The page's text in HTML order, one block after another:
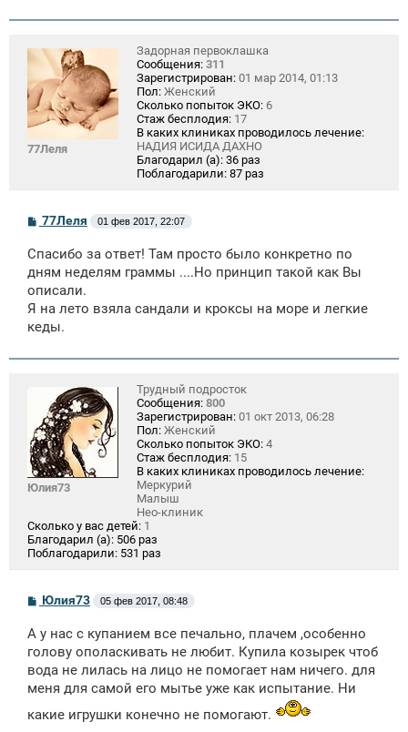
77Леля
Задорная первоклашка
Сообщения: 311
Зарегистрирован: 01 мар 2014, 01:13
Пол: Женский
Сколько попыток ЭКО: 6
Стаж бесплодия: 17
В каких клиниках проводилось лечение:
НАДИЯ ИСИДА ДАХНО
Благодарил (а): 36 раз
Поблагодарили: 87 раз
С
б
щ
н
и
77Леля 01 фев 2017, 22:07
Спасибо за ответ! Там просто было конкретно по
дням неделям граммы ....Но принцип такой как Вы
описали.
Я на лето взяла сандали и кроксы на море и легкие
кеды.
Юлия73
Трудный подросток
Сообщения: 800
Зарегистрирован: 01 окт 2013, 06:28
Пол: Женский
Сколько попыток ЭКО: 4
Стаж бесплодия: 15
В каких клиниках проводилось лечение:
Меркурий
Малыш
Нео-клиник
Сколько у вас детей: 1
Благодарил (а): 506 раз
Поблагодарили: 531 раз
С
б
щ
н
и
Юлия73 05 фев 2017, 08:48
А у нас с купанием все печально, плачем ,особенно
голову ополаскивать не любит. Купила козырек чтоб
вода не лилась на лицо не помогает нам ничего. для
меня для самой его мытье уже как испытание. Ни
какие игрушки конечно не помогают.